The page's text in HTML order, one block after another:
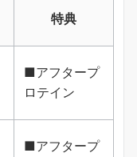
特典
■アフタープ
ロテイン
■アフタープ